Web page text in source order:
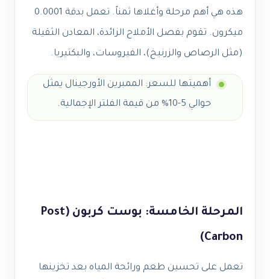
هذه هي أهم مرحلة وأغلاها ثمناً. تعمل بدقة 0.0001
ميكرون. تقوم بفصل الأملاح الزائدة، المعادن الثقيلة
(مثل الرصاص والزرنيخ)، الفيروسات، والبكتيريا.
أهميتها للسعر: الممبرين الأورجينال يمثل
حوالي 5-10% من قيمة الفلتر الإجمالية.
المرحلة الخامسة: بوست كربون (Post
Carbon)
تعمل على تحسين طعم ورائحة المياه بعد تخزينها